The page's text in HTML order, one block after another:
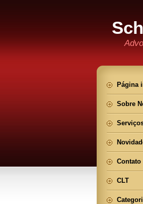
Página
Sobre
Contato
CLT